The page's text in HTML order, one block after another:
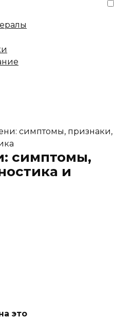
симптомы, признаки,
симптомы,
и
это